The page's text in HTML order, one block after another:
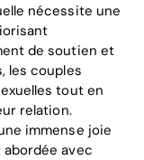
nécessite une
de soutien et
les couples
tout en
relation.
immense joie
avec